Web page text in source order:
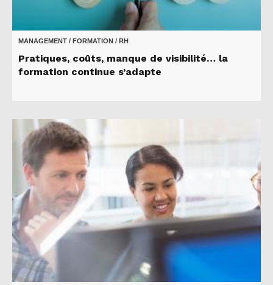
MANAGEMENT / FORMATION / RH
Pratiques, coûts, manque de visibilité… la
formation continue s’adapte